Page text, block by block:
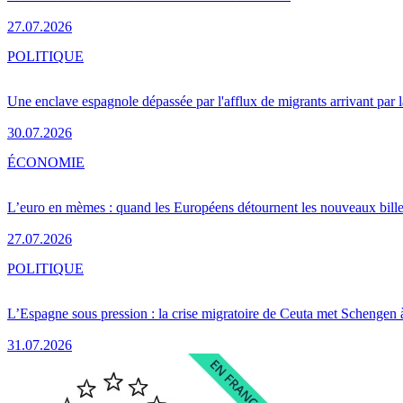
27.07.2026
Une enclave espagnole dépassée par l'afflux de migrants arrivant par
30.07.2026
POLITIQUE
L’euro en mèmes : quand les Européens détournent les nouveaux
27.07.2026
ÉCONOMIE
L’Espagne sous pression : la crise migratoire de Ceuta met Schengen
31.07.2026
POLITIQUE